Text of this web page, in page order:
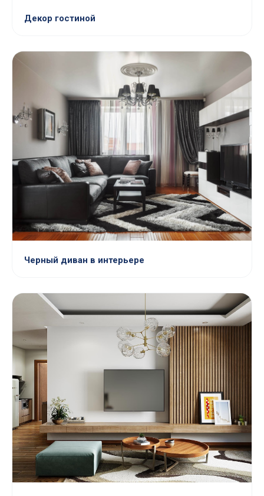
Декор гостиной
Черный диван в интерьере